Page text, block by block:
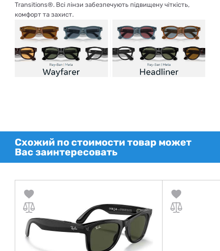
Transitions®. Всі лінзи забезпечують підвищену чіткість,
комфорт та захист.
Схожий по стоимости товар может
Вас заинтересовать